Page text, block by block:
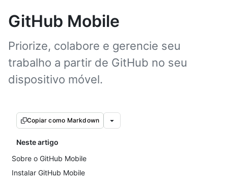
GitHub Mobile
Priorize, colabore e gerencie seu
trabalho a partir de GitHub no seu
dispositivo móvel.
Copiar como Markdown
Neste artigo
Sobre o GitHub Mobile
Instalar GitHub Mobile